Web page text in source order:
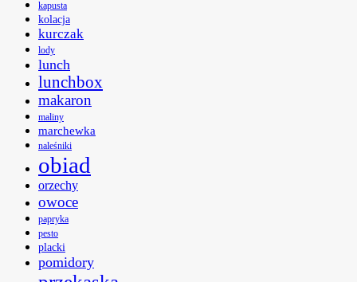
kapusta
kolacja
kurczak
lody
lunch
lunchbox
makaron
maliny
marchewka
naleśniki
obiad
orzechy
owoce
papryka
pesto
placki
pomidory